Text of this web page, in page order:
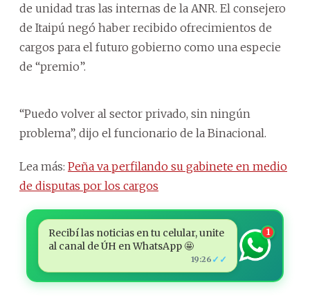
de unidad tras las internas de la ANR. El consejero
de Itaipú negó haber recibido ofrecimientos de
cargos para el futuro gobierno como una especie
de “premio”.
“Puedo volver al sector privado, sin ningún
problema”, dijo el funcionario de la Binacional.
Lea más: Peña va perfilando su gabinete en medio
de disputas por los cargos
Recibí las noticias en tu celular, unite
al canal de ÚH en WhatsApp 🤩
19:26 ✓✓
1